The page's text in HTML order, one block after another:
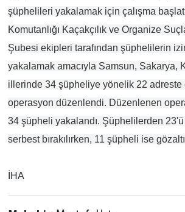
şüphelileri yakalamak için çalışma
Komutanlığı Kaçakçılık ve Organize
Şubesi ekipleri tarafından şüphelilerin
yakalamak amacıyla Samsun, Sakarya,
illerinde 34 şüpheliye yönelik 22 adreste
operasyon düzenlendi. Düzenlenen
34 şüpheli yakalandı. Şüphelilerden 23'ü
serbest bırakılırken, 11 şüpheli ise
İHA